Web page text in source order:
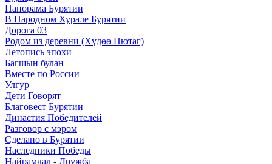
Панорама Бурятии
В Народном Хурале Бурятии
Дорога 03
Родом из деревни (Хүдөө Нютаг)
Летопись эпохи
Багшын булан
Вместе по России
Улгур
Дети Говорят
Благовест Бурятии
Династия Победителей
Разговор с мэром
Сделано в Бурятии
Наследники Победы
Найрамдал - Дружба